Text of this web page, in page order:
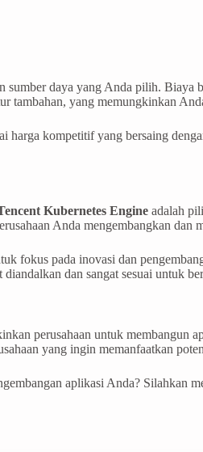
sumber daya yang Anda pilih. Biaya
yang memungkinkan
kompetitif yang bersaing
Kubernetes Engine adalah
Anda mengembangkan dan
fokus pada inovasi dan
dan sangat sesuai untuk
perusahaan untuk membangun
yang ingin memanfaatkan
aplikasi Anda?